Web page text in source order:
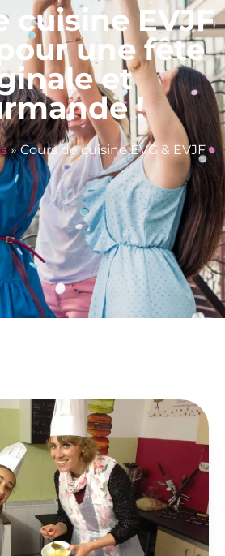
cuisine EVJF
une fête
et
!
»Cours de cuisine EVG & EVJF